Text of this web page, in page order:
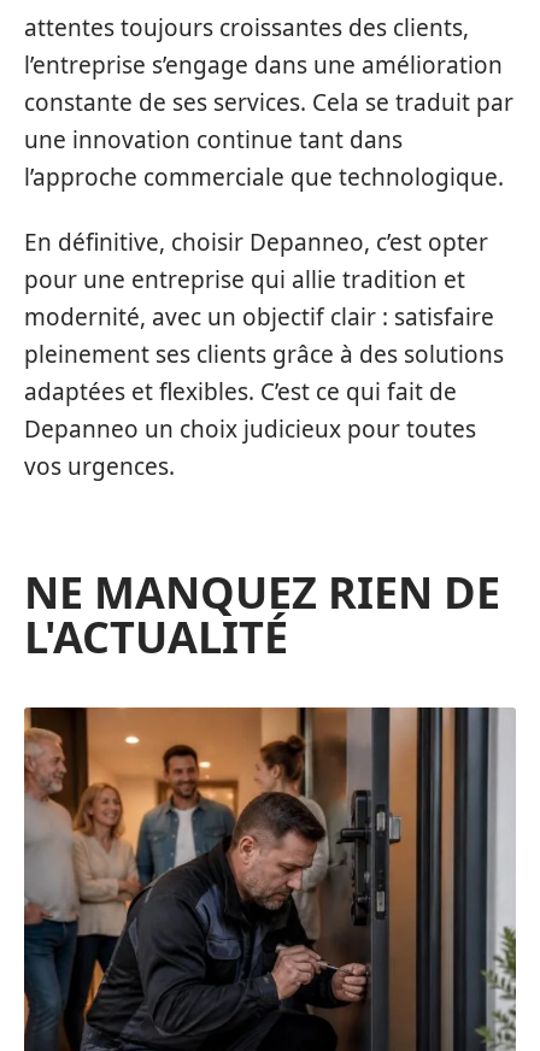
attentes toujours croissantes des clients,
l’entreprise s’engage dans une amélioration
constante de ses services. Cela se traduit par
une innovation continue tant dans
l’approche commerciale que technologique.
En définitive, choisir Depanneo, c’est opter
pour une entreprise qui allie tradition et
modernité, avec un objectif clair : satisfaire
pleinement ses clients grâce à des solutions
adaptées et flexibles. C’est ce qui fait de
Depanneo un choix judicieux pour toutes
vos urgences.
NE MANQUEZ RIEN DE
L'ACTUALITÉ